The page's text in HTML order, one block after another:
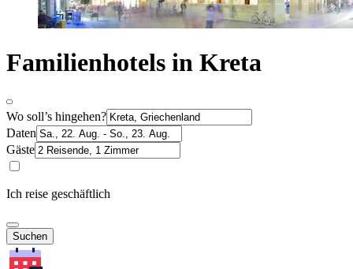
Familienhotels in Kreta
Wo soll’s hingehen?
Daten
Gäste
Ich reise geschäftlich
Suchen